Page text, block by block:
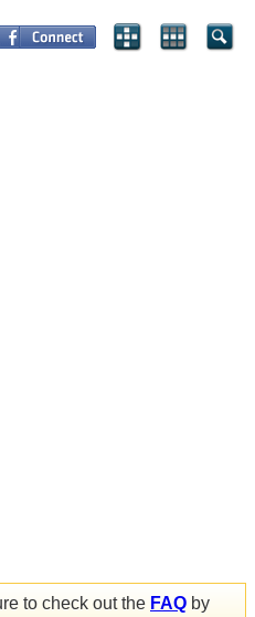
to check out the FAQ by